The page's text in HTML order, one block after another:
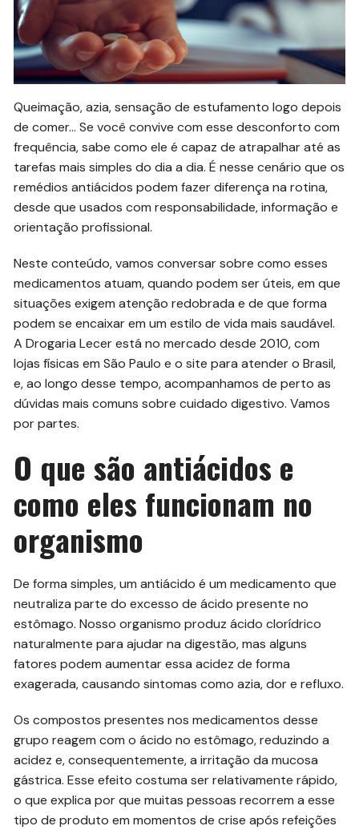
Queimação, azia, sensação de estufamento logo depois
de comer… Se você convive com esse desconforto com
frequência, sabe como ele é capaz de atrapalhar até as
tarefas mais simples do dia a dia. É nesse cenário que os
remédios antiácidos podem fazer diferença na rotina,
desde que usados com responsabilidade, informação e
orientação profissional.
Neste conteúdo, vamos conversar sobre como esses
medicamentos atuam, quando podem ser úteis, em que
situações exigem atenção redobrada e de que forma
podem se encaixar em um estilo de vida mais saudável.
A Drogaria Lecer está no mercado desde 2010, com
lojas físicas em São Paulo e o site para atender o Brasil,
e, ao longo desse tempo, acompanhamos de perto as
dúvidas mais comuns sobre cuidado digestivo. Vamos
por partes.
O que são antiácidos e
como eles funcionam no
organismo
De forma simples, um antiácido é um medicamento que
neutraliza parte do excesso de ácido presente no
estômago. Nosso organismo produz ácido clorídrico
naturalmente para ajudar na digestão, mas alguns
fatores podem aumentar essa acidez de forma
exagerada, causando sintomas como azia, dor e refluxo.
Os compostos presentes nos medicamentos desse
grupo reagem com o ácido no estômago, reduzindo a
acidez e, consequentemente, a irritação da mucosa
gástrica. Esse efeito costuma ser relativamente rápido,
o que explica por que muitas pessoas recorrem a esse
tipo de produto em momentos de crise após refeições